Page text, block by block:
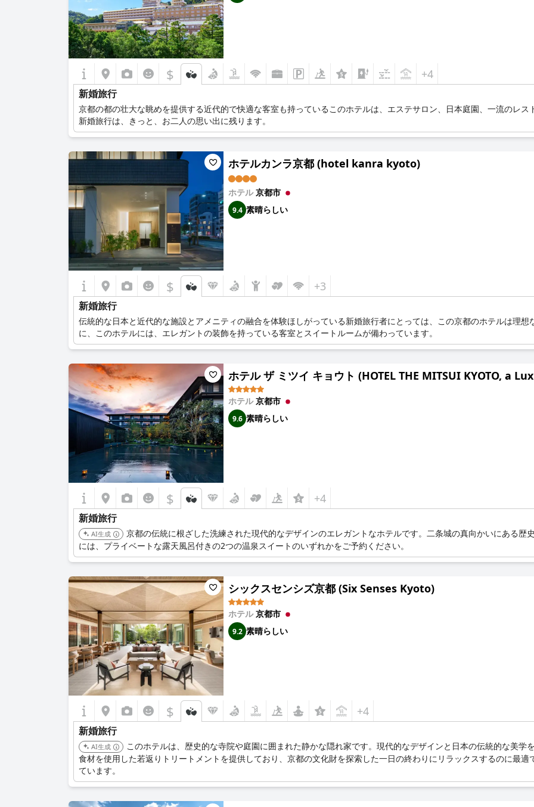
$ +4
新婚旅行
京都の都の壮大な眺めを提供する近代的で快適な客室も持っているこのホテルは、エステサロン、日本庭園、一流のレ
新婚旅行は、きっと、お二人の思い出に残ります。
ホテルカンラ京都 (hotel kanra kyoto)
ホテル京都市
9.4 素晴らしい
$ +3
新婚旅行
伝統的な日本と近代的な施設とアメニティの融合を体験ほしがっている新婚旅行者にとっては、この京都のホテルは理
に、このホテルには、エレガントの装飾を持っている客室とスイートルームが備わっています。
ホテル ザ ミツイ キョウト (HOTEL THE MITSUI KYOTO, a
ホテル京都市
9.6 素晴らしい
$ +4
新婚旅行
AI生成
京都の伝統に根ざした洗練された現代的なデザインのエレガントなホテルです。二条城の真向かいにある歴
には、プライベートな露天風呂付きの2つの温泉スイートのいずれかをご予約ください。
シックスセンシズ京都 (Six Senses Kyoto)
ホテル京都市
9.2 素晴らしい
$ +4
新婚旅行
AI生成
このホテルは、歴史的な寺院や庭園に囲まれた静かな隠れ家です。現代的なデザインと日本の伝統的な美学
食材を使用した若返りトリートメントを提供しており、京都の文化財を探索した一日の終わりにリラックスするのに最
ています。